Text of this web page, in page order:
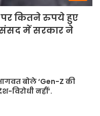
पर कितने रुपये हुए
संसद में सरकार ने
बोले ‘Gen-Z की
विरोधी नहीं’.